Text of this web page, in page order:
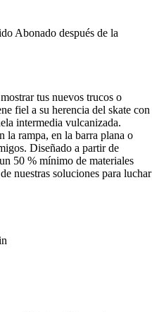
Abonado después de la
tus nuevos trucos o
fiel a su herencia del skate con
intermedia vulcanizada.
la rampa, en la barra plana o
Diseñado a partir de
50 % mínimo de materiales
nuestras soluciones para luchar